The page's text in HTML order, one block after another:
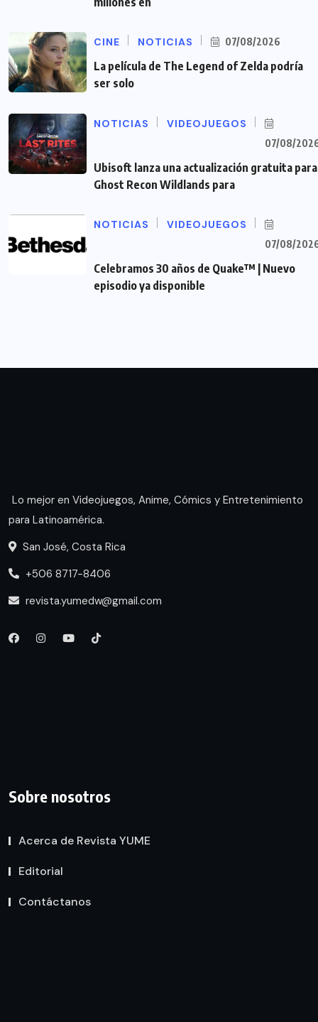
CINE NOTICIAS 07/08/2026
La película de The Legend of Zelda podría
ser solo
NOTICIAS VIDEOJUEGOS
07/08/
Ubisoft lanza una actualización gratuita para
Ghost Recon Wildlands para
NOTICIAS VIDEOJUEGOS
07/08/
Celebramos 30 años de Quake™ | Nuevo
episodio ya disponible
Lo mejor en Videojuegos, Anime, Cómics y Entretenimiento
para Latinoamérica.
San José, Costa Rica
+506 8717-8406
revista.yumedw@gmail.com
Sobre nosotros
Acerca de Revista YUME
Editorial
Contáctanos